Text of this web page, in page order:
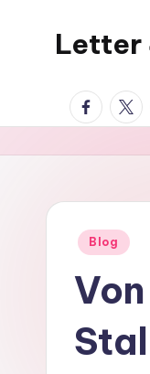
Letter
policy,
revealing
a
topics
Posted
Blog